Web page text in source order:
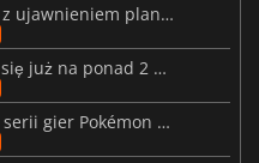
MARVEL Tōkon debiutuje wraz z ujawnieniem planu rozwoju na pierwszy rok
Resident Evil: Veronica znalazł się już na ponad 2 milionach list życzeń
Beast of Reincarnation: twórcy serii gier Pokémon wkraczają na nową ścieżkę